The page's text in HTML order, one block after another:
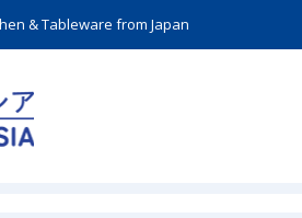
& Tableware from Japan